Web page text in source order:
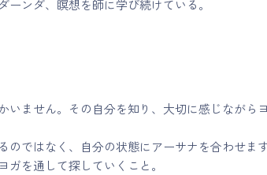
ーンダ、瞑想を師に学び続けている。
いません。その自分を知り、大切に感じながら
のではなく、自分の状態にアーサナを合わせます
ガを通して探していくこと。